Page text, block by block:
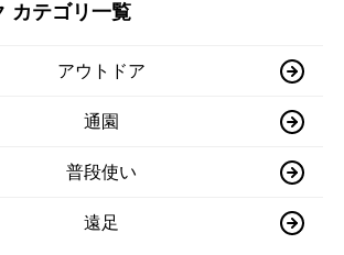
カテゴリ一覧
アウトドア
通園
普段使い
遠足